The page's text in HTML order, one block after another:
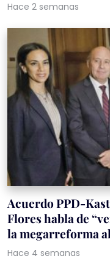
Hace 2 semanas
Acuerdo PPD-
Flores habla de
la megarreforma
Hace 4 semanas